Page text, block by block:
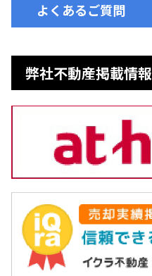
よくあるご質問
弊社不動産掲載情報